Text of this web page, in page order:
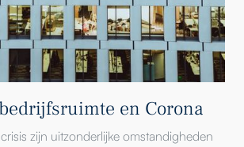
en Corona
zijn uitzonderlijke omstandigheden